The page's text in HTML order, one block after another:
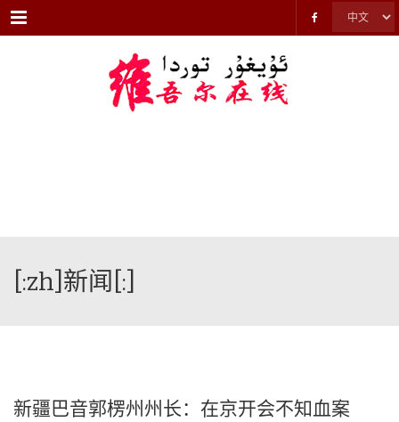
Menu
[:zh]新闻[:]
新疆巴音郭楞州州长：在京开会不知血案